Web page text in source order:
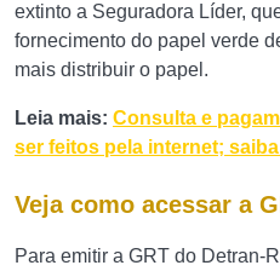
extinto a Seguradora Líder,
fornecimento do papel verde
mais distribuir o papel.
Leia mais: Consulta e
ser feitos pela internet;
Veja como acessar a
Para emitir a GRT do Detran-